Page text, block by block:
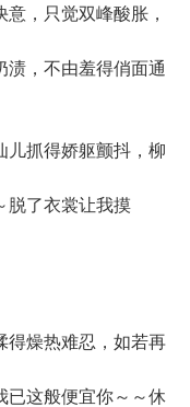
，只觉双峰酸胀，
渍，不由羞得俏面通
抓得娇躯颤抖，柳
脱了衣裳让我摸
燥热难忍，如若再
已这般便宜你～～休